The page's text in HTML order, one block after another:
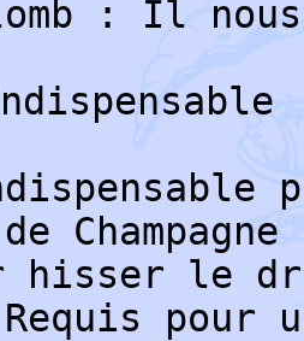
: Il
hisser le
pour